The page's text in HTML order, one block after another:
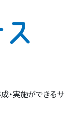
・実施ができるサ